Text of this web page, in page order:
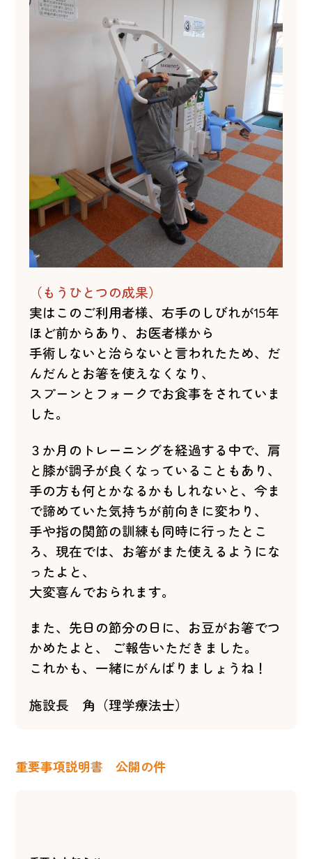
（もうひとつの成果）
実はこのご利用者様、右手のしびれが15年
ほど前からあり、お医者様から
手術しないと治らないと言われたため、 だ
んだんとお箸を使えなくなり、
スプーンとフォークでお食事をされていま
した。
３か月のトレーニングを経過する中で、肩
と膝が調子が良くなっていることもあり、
手の方も何とかなるかもしれないと、今ま
で諦めていた気持ちが前向きに変わり、
手や指の関節の訓練も同時に行ったとこ
ろ、現在では、お箸がまた使えるようにな
ったよと、
大変喜んでおられます。
また、先日の節分の日に、お豆がお箸でつ
かめたよと、 ご報告いただきました。
これかも、一緒にがんばりましょうね！
施設長 角（理学療法士）
重要事項説明書 公開の件